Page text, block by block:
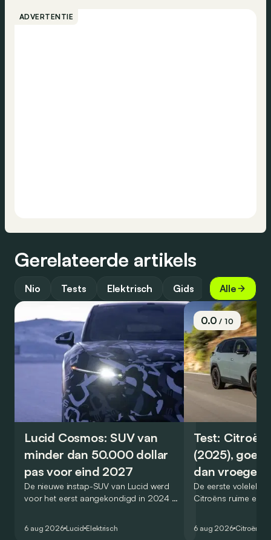
ADVERTENTIE
Gerelateerde artikels
Nio Tests Elektrisch Gids Alle
Lucid Cosmos: SUV van
minder dan 50.000 dollar
pas voor eind 2027
De nieuwe instap-SUV van Lucid werd
voor het eerst aangekondigd in 2024 en
constructeur vervoegen.
6 aug 2026 Lucid Elektrisch
0.0/ 10
Test: Citroën
(2025), goed
dan vroeger
De eerste
Citroëns ruime en
dat ook gelukt?
6 aug 2026 Citroën